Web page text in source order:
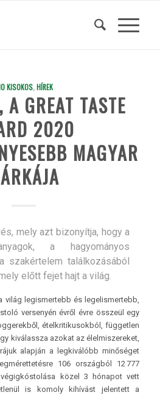
KISOKOS, HÍREK
A GREAT TASTE
2020
MAGYAR
mely azt bizonyítja, hogy a
a hagyományos
szakértelem találkozásából
előtt fejet hajt a világ.
világ legismertebb és legelismertebb,
versenyén évről évre összeül egy
ételkritikusokból, független
kiválassza azokat az élelmiszereket,
alapján a legkiválóbb minőséget
106 országból 12 777
közel 3 hónapot vett
is komoly kihívást jelentett a